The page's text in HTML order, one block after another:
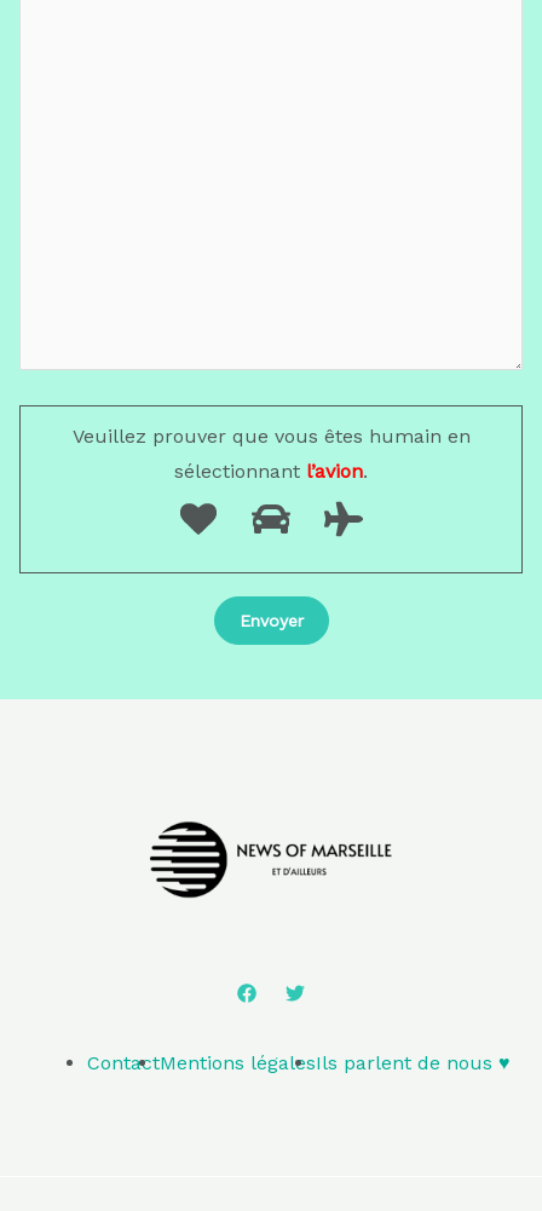
Veuillez prouver que vous êtes humain en
sélectionnant l’avion.
ContactMentions légalesIls parlent de nous ♥️